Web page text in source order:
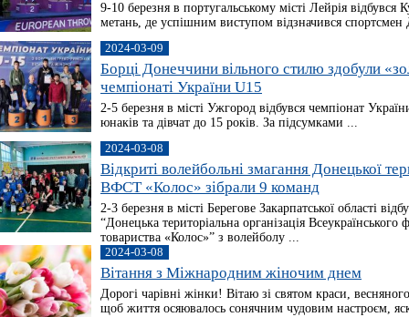
9-10 березня в португальському місті Лейрія
метань, де успішним виступом відзначився спортсмен
2024-03-09
Борці Донеччини вільного стилю здобули
чемпіонаті України U15
2-5 березня в місті Ужгород відбувся чемпіонат
юнаків та дівчат до 15 років. За підсумками ...
2024-03-08
Відкриті волейбольні змагання Донецької
ВФСТ «Колос» зібрали 9 команд
2-3 березня в місті Берегове Закарпатської області
“Донецька територіальна організація Всеукраїнського
товариства «Колос»” з волейболу ...
2024-03-08
Вітання з Міжнародним жіночим днем
Дорогі чарівні жінки! Вітаю зі святом краси,
щоб життя осяювалось сонячним чудовим настроєм,